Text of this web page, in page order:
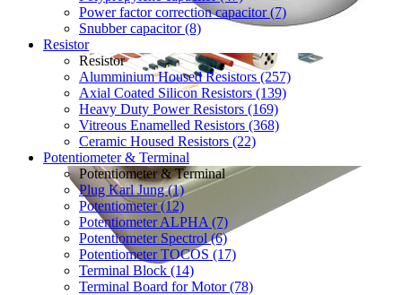
Power factor correction capacitor (7)
Snubber capacitor (8)
Resistor
Resistor
Alumminium Housed Resistors (257)
Axial Coated Silicon Resistors (139)
Heavy Duty Power Resistors (169)
Vitreous Enamelled Resistors (368)
Ceramic Housed Resistors (22)
Potentiometer & Terminal
Potentiometer & Terminal
Plug Karl Jung (1)
Potentiometer (12)
Potentiometer ALPHA (7)
Potentiometer Spectrol (6)
Potentiometer TOCOS (17)
Terminal Block (14)
Terminal Board for Motor (78)